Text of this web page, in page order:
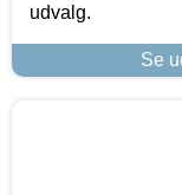
udvalg.
Se